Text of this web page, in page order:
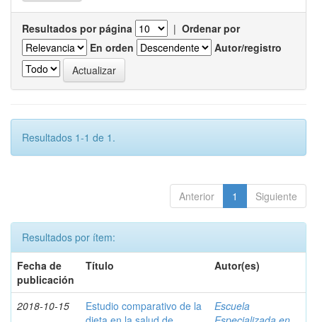
Resultados por página | Ordenar por
En orden
Autor/registro
Resultados 1-1 de 1.
Anterior 1 Siguiente
Resultados por ítem:
Fecha de
publicación
Título Autor(es)
2018-10-15
Estudio comparativo de la
Escuela